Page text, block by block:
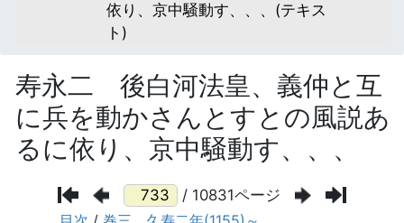
依り、京中騒動す、、、(テキス
ト)
寿永二 後白河法皇、義仲と互
に兵を動かさんとすとの風説あ
るに依り、京中騒動す、、、
/ 10831ページ